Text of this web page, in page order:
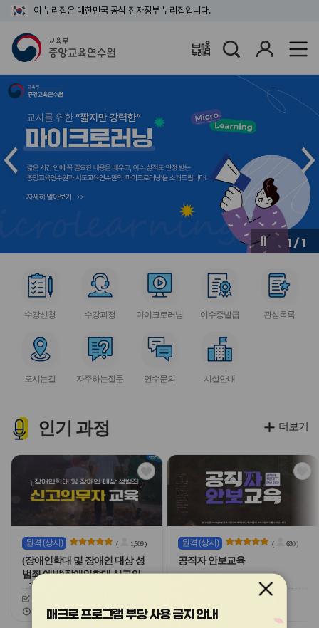
이 누리집은 대한민국 공식 전자정부 누리집입니다.
배움누리터
1 / 1
인
버
메
인
슬
라
드
다
음
버
서
스
이
콘
수강신청
서
스
이
콘
수강과정
서
스
이
콘
마이크로러닝
서
스
이
콘
이수증발급
서
스
관심목록
서
스
콘
오시는길
서
스
콘
자주하는질문
서
스
연수문의
서
스
시설안내
인기 과정
관
심
아
이
콘
원격 (상시) ( 1,509)
(장애인학대 및 장애인 대상 성
범죄 예방)장애인학대 신고의무
자 교육
교육기간
26.03.03 ~ 26.12.20
관
심
원격 (상시) ( 630)
공직자 안보교육
26.02.03 ~ 26.12.20
교육기간
더보기
매크로 프로그램 부당 사용 금지 안내